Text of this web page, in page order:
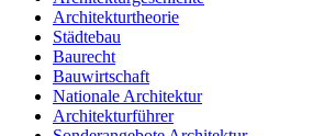
Architekturtheorie
Städtebau
Baurecht
Bauwirtschaft
Nationale Architektur
Architekturführer